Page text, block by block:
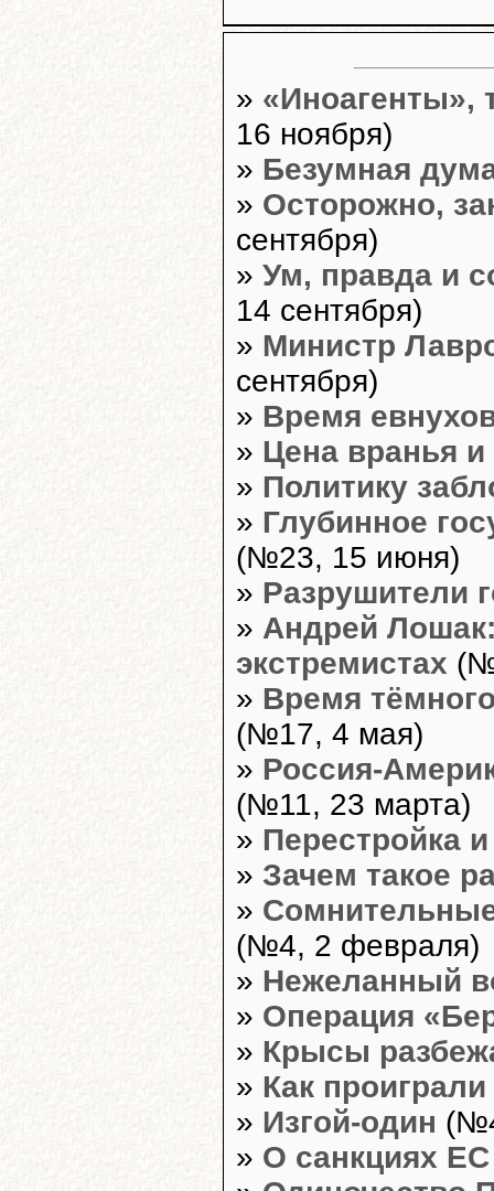
» «Иноагенты»,
16 ноября)
» Безумная
» Осторожно,
сентября)
» Ум, правда и
14 сентября)
» Министр
сентября)
» Время
» Цена вранья
» Политику
» Глубинное
(№23, 15 июня)
» Разрушители
» Андрей
экстремистах
» Время
(№17, 4 мая)
» Россия-
(№11, 23 марта)
» Перестройка
» Зачем такое
»
(№4, 2 февраля)
» Нежеланный
» Операция
» Крысы
» Как
» Изгой-один
» О санкциях ЕС